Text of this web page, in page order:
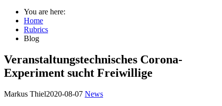
You are here:
Home
Rubrics
Blog
Veranstaltungstechnisches Corona-
Experiment sucht Freiwillige
Markus Thiel2020-08-07 News